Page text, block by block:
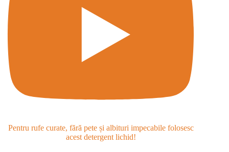
Pentru rufe curate, fără pete și albituri impecabile folosesc
acest detergent lichid!